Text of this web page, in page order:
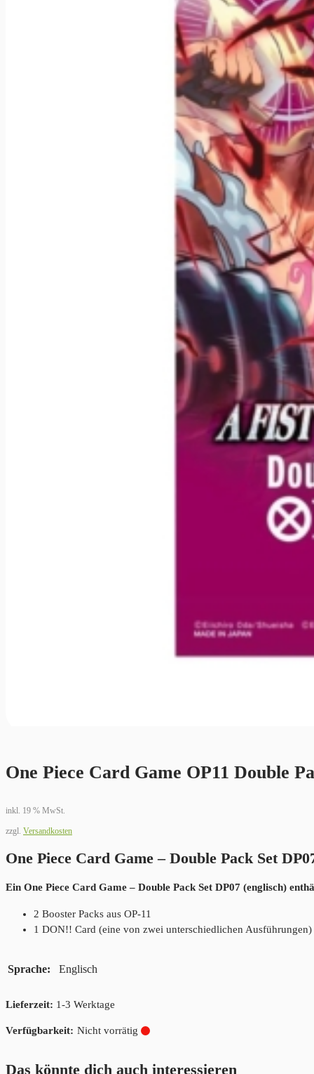
One Piece Card Game OP11 Double
inkl. 19 % MwSt.
zzgl. Versandkosten
One Piece Card Game – Double Pack Set
Ein One Piece Card Game – Double Pack Set DP07 (englisch)
2 Booster Packs aus OP-11
1 DON!! Card (eine von zwei unterschiedlichen Ausführungen)
Sprache Englisch
Lieferzeit: 1-3 Werktage
Nicht vorrätig
Das könnte dich auch interessieren